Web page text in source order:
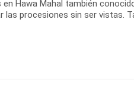
Hawa Mahal también
procesiones sin ser vistas.